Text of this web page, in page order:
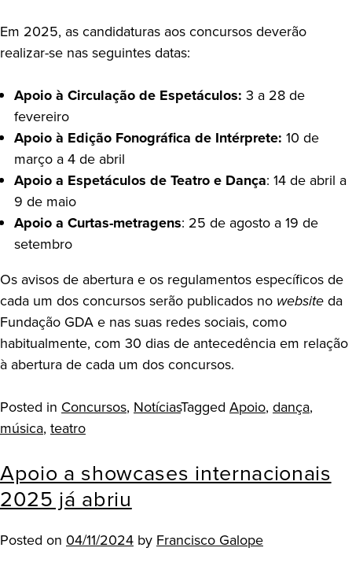
Em 2025, as candidaturas aos concursos deverão
realizar-se nas seguintes datas:
Apoio à Circulação de Espetáculos: 3 a 28 de
fevereiro
Apoio à Edição Fonográfica de Intérprete: 10 de
março a 4 de abril
Apoio a Espetáculos de Teatro e Dança: 14 de abril a
9 de maio
Apoio a Curtas-metragens: 25 de agosto a 19 de
setembro
Os avisos de abertura e os regulamentos específicos de
cada um dos concursos serão publicados no websiteda
Fundação GDA e nas suas redes sociais, como
habitualmente, com 30 dias de antecedência em relação
à abertura de cada um dos concursos.
Posted in Concursos, NotíciasTagged Apoio, dança,
música, teatro
Apoio a showcases internacionais
2025 já abriu
Posted on 04/11/2024 by Francisco Galope